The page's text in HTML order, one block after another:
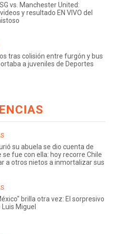
vs. Manchester United:
y resultado EN VIVO del
tras colisión entre furgón y bus
a juveniles de Deportes
su abuela se dio cuenta de
se fue con ella: hoy recorre Chile
a otros nietos a inmortalizar sus
brilla otra vez: El sorpresivo
Miguel